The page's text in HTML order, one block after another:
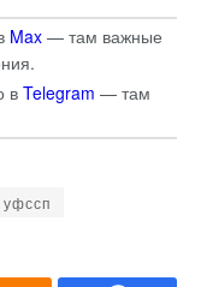
Max — там важные
вTelegram — там
уфссп